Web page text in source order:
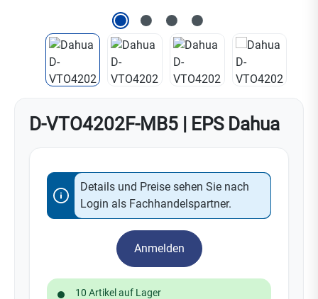
D-VTO4202F-MB5 | EPS Dahua
Details und Preise sehen Sie nach
Login als Fachhandelspartner.
Anmelden
10 Artikel auf Lager